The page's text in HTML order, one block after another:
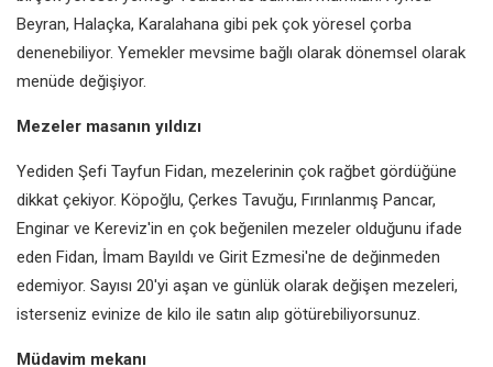
Beyran, Halaçka, Karalahana gibi pek çok yöresel çorba
denenebiliyor. Yemekler mevsime bağlı olarak dönemsel olarak
menüde değişiyor.
Mezeler masanın yıldızı
Yediden Şefi Tayfun Fidan, mezelerinin çok rağbet gördüğüne
dikkat çekiyor. Köpoğlu, Çerkes Tavuğu, Fırınlanmış Pancar,
Enginar ve Kereviz'in en çok beğenilen mezeler olduğunu ifade
eden Fidan, İmam Bayıldı ve Girit Ezmesi'ne de değinmeden
edemiyor. Sayısı 20'yi aşan ve günlük olarak değişen mezeleri,
isterseniz evinize de kilo ile satın alıp götürebiliyorsunuz.
Müdavim mekanı